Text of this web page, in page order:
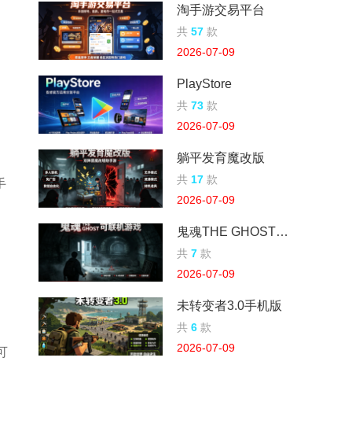
淘手游交易平台
共 57 款
2026-07-09
PlayStore
共 73 款
2026-07-09
躺平发育魔改版
共 17 款
2026-07-09
鬼魂THE GHOST可联机游戏
共 7 款
2026-07-09
未转变者3.0手机版
共 6 款
2026-07-09